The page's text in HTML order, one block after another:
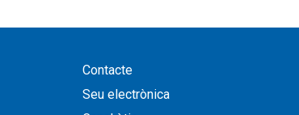
Contacte
Seu electrònica